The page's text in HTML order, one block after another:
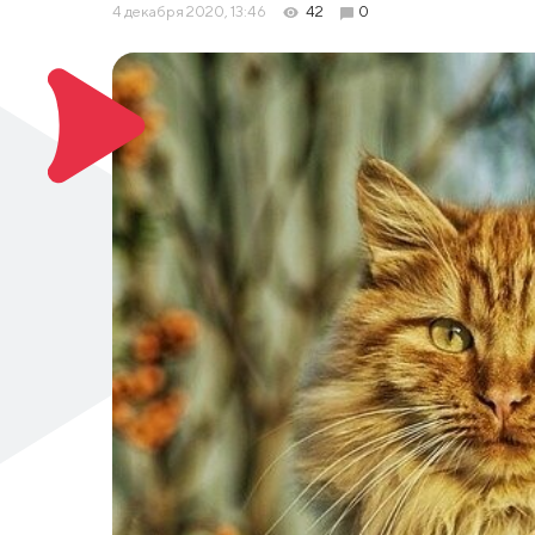
4 декабря 2020, 13:46 42 0